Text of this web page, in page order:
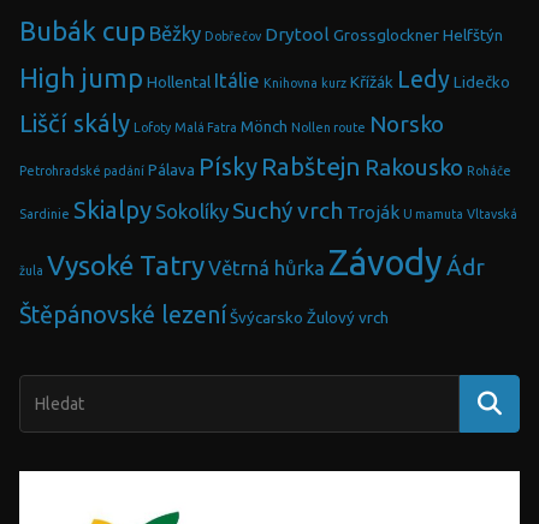
Bubák cup Běžky Dobřečov Drytool Grossglockner Helfštýn
High jump Hollental Itálie Knihovna kurz Křížák Ledy Lidečko
Liščí skály Lofoty Malá Fatra Mönch Nollen route Norsko
Petrohradské padání Pálava Písky Rabštejn Rakousko Roháče
Sardinie Skialpy Sokolíky Suchý vrch Troják U mamuta Vltavská
žula Vysoké TatryVětrná hůrka ZávodyÁdr
Štěpánovské lezení Švýcarsko Žulový vrch